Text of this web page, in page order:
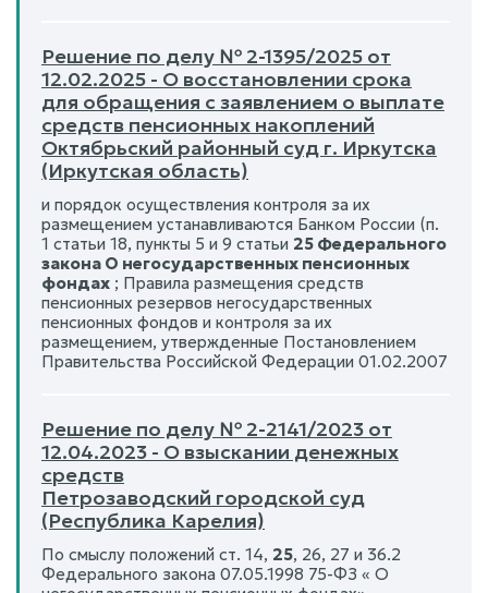
Решение по делу № 2-1395/2025 от
12.02.2025 - О восстановлении срока
для обращения с заявлением о выплате
средств пенсионных накоплений
Октябрьский районный суд г. Иркутска
(Иркутская область)
и порядок осуществления контроля за их
размещением устанавливаются Банком России (п.
1 статьи 18, пункты 5 и 9 статьи 25 Федерального
закона О негосударственных пенсионных
фондах ; Правила размещения средств
пенсионных резервов негосударственных
пенсионных фондов и контроля за их
размещением, утвержденные Постановлением
Правительства Российской Федерации 01.02.2007
Решение по делу № 2-2141/2023 от
12.04.2023 - О взыскании денежных
средств
Петрозаводский городской суд
(Республика Карелия)
По смыслу положений ст. 14, 25, 26, 27 и 36.2
Федерального закона 07.05.1998 75-ФЗ « О